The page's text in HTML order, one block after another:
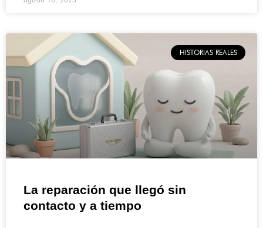
HISTORIAS REALES
La reparación que llegó sin
contacto y a tiempo